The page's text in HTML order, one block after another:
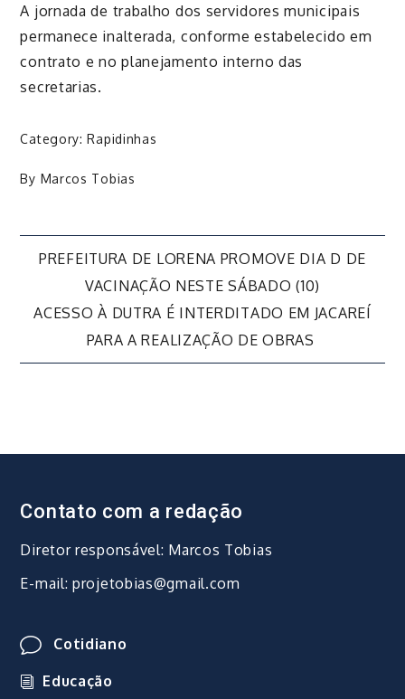
A jornada de trabalho dos servidores municipais
permanece inalterada, conforme estabelecido em
contrato e no planejamento interno das
secretarias.
Category: Rapidinhas
By Marcos Tobias
Navegação
de
Post
PREFEITURA DE LORENA PROMOVE DIA D DE
VACINAÇÃO NESTE SÁBADO (10)
ACESSO À DUTRA É INTERDITADO EM JACAREÍ
PARA A REALIZAÇÃO DE OBRAS
Contato com a redação
Diretor responsável: Marcos Tobias
E-mail: projetobias@gmail.com
Cotidiano
Educação